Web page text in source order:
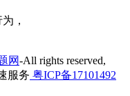
，
网-All rights reserved,
服务 粤ICP备17101492